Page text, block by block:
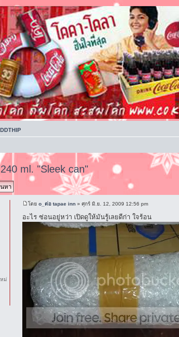
ml. "Sleek can"
โดยo_ต่อ tapae inn » ศุกร์ มิ.ย. 12, 2009 12:56 pm
อะไร ซ่อนอยู่หว่า เปิดดูให้มันรู้เลยดีก่า ใจร้อน
ม่